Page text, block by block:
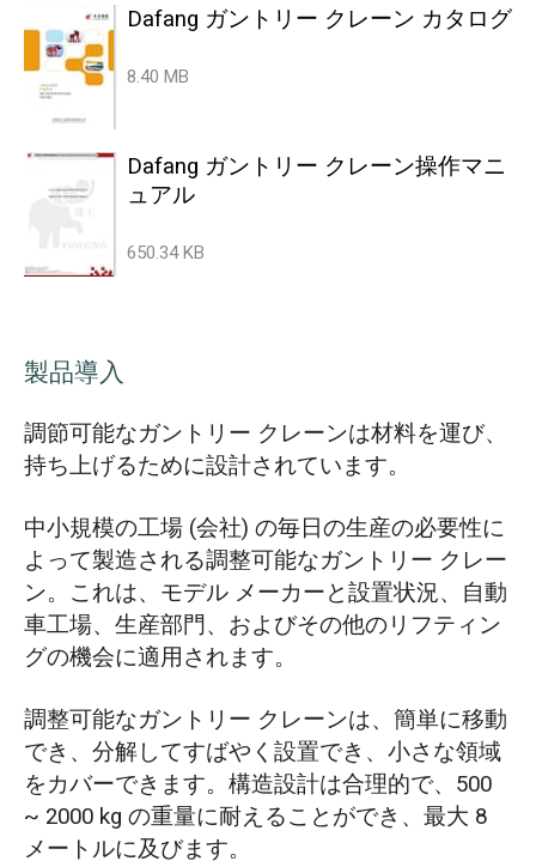
Dafang ガントリー クレーン カタログ
8.40 MB
Dafang ガントリー クレーン操作マニ
ュアル
650.34 KB
製品導入
調節可能なガントリー クレーンは材料を運び、
持ち上げるために設計されています。
中小規模の工場 (会社) の毎日の生産の必要性に
よって製造される調整可能なガントリー クレー
ン。これは、モデル メーカーと設置状況、自動
車工場、生産部門、およびその他のリフティン
グの機会に適用されます。
調整可能なガントリー クレーンは、簡単に移動
でき、分解してすばやく設置でき、小さな領域
をカバーできます。構造設計は合理的で、500
~ 2000 kg の重量に耐えることができ、最大 8
メートルに及びます。